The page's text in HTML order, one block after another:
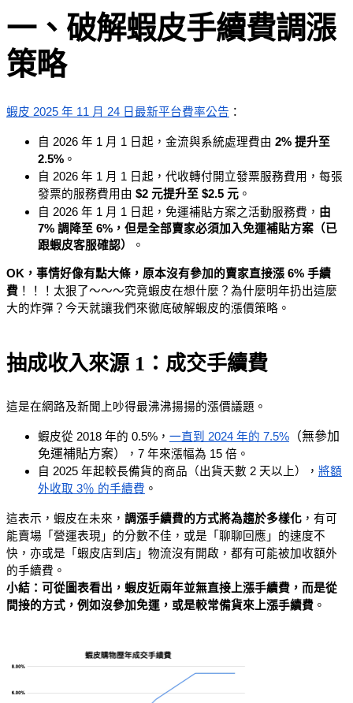
一、破解蝦皮手續費調漲
策略
蝦皮 2025 年 11 月 24 日最新平台費率公告 ：
自 2026 年 1 月 1 日起，金流與系統處理費由 2% 提升至
2.5% 。
自 2026 年 1 月 1 日起，代收轉付開立發票服務費用，每張
發票的服務費用由 $2 元提升至 $2.5 元 。
自 2026 年 1 月 1 日起，免運補貼方案之活動服務費， 由
7% 調降至 6%，但是全部賣家必須加入免運補貼方案（已
跟蝦皮客服確認）
。
OK，事情好像有點大條，原本沒有參加的賣家直接漲 6% 手續
費 ！！！太狠了～～～究竟蝦皮在想什麼？為什麼明年扔出這麼
大的炸彈？今天就讓我們來徹底破解蝦皮的漲價策略。
抽成收入來源 1：成交手續費
這是在網路及新聞上吵得最沸沸揚揚的漲價議題。
蝦皮從 2018 年的 0.5%， 一直到 2024 年的 7.5% （無參加
免運補貼方案）
，7 年來漲幅為 15 倍。
自 2025 年起較長備貨的商品（出貨天數 2 天以上）， 將額
外收取 3％ 的手續費 。
這表示，蝦皮在未來， 調漲手續費的方式將為趨於多樣化 ，有可
能賣場「營運表現」的分數不佳，或是「聊聊回應」的速度不
快，亦或是「蝦皮店到店」物流沒有開啟，都有可能被加收額外
的手續費。
小結：可從圖表看出，蝦皮近兩年並無直接上漲手續費，而是從
間接的方式，例如沒參加免運，或是較常備貨來上漲手續費 。